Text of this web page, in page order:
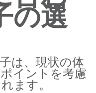
の選
は、現状の体
イントを考慮
ます。